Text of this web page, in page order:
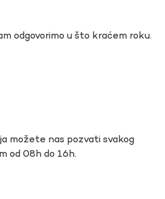
odgovorimo u što kraćem roku.
možete nas pozvati svakog
od 08h do 16h.